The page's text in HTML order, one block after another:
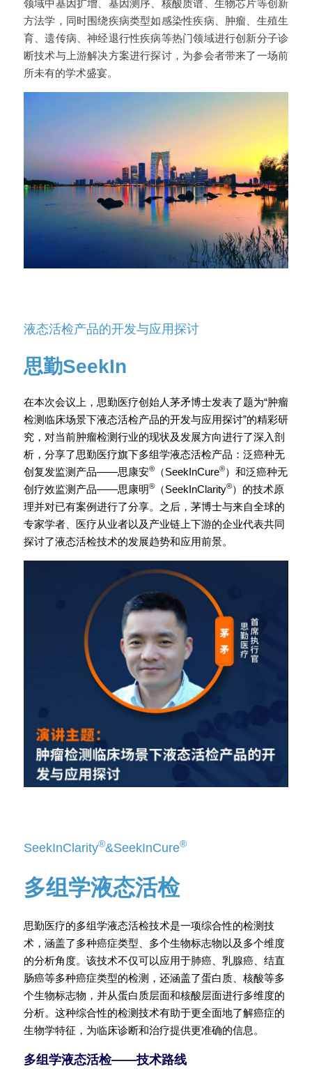
领域中基因扩增、基因测序、核酸质谱、生物芯片等创新
方法学，同时围绕疾病类型如感染性疾病、肿瘤、生殖生
育、遗传病、神经退行性疾病等热门领域进行创新分子诊
断技术与上游解决方案进行探讨，为参会者带来了一场前
所未有的学术盛宴。
液态活检产品的开发与应用探讨
思勤SeekIn
在本次会议上，思勤医疗创始人茅矛博士发表了题为“肿瘤
检测临床场景下液态活检产品的开发与应用探讨”的精彩研
究，对当前肿瘤检测行业的现状及发展方向进行了深入剖
析，分享了思勤医疗旗下多组学液态活检产品：泛癌种无
创复发监测产品——思康安® （SeekInCure®）和泛癌种无
创疗效监测产品——思康明® （SeekInClarity®）的技术原
理并对已有案例进行了分享。之后，茅博士与来自全球的
专家学者、医疗从业者以及产业链上下游的企业代表共同
探讨了液态活检技术的发展趋势和应用前景。
SeekInClarity®&SeekInCure®
多组学液态活检
思勤医疗的多组学液态活检技术是一项综合性的检测技
术，涵盖了多种癌症类型、多个生物标志物以及多个维度
的分析角度。该技术不仅可以应用于肺癌、乳腺癌、结直
肠癌等多种癌症类型的检测，还涵盖了蛋白质、核酸等多
个生物标志物，并从蛋白质层面和核酸层面进行多维度的
分析。这种综合性的检测技术有助于更全面地了解癌症的
生物学特征，为临床诊断和治疗提供更准确的信息。
多组学液态活检——技术路线